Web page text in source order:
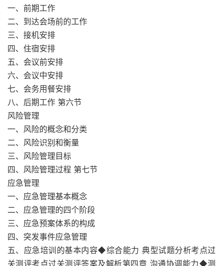
一、前期工作
二、到达会场前的工作
三、接机安排
四、住宿安排
五、会议前安排
六、会议中安排
七、会务用餐安排
八、后期工作 第六节
风险管理
一、风险的概念和分类
二、风险识别和衡量
三、风险管理目标
四、风险管理过程 第七节
应急管理
一、应急管理基本概念
二、应急管理的四个阶段
三、应急预案体系的构成
四、突发事件应急管理
五、应急培训的基本内容◆综合能力 典型试题分析考点过
关测评考点过关测评答案及解析第四章 沟通协调能力◆测